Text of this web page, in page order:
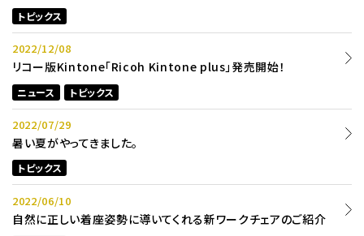
トピックス
2022/12/08
リコー版Kintone「Ricoh Kintone plus」発売開始！
ニュース トピックス
2022/07/29
暑い夏がやってきました。
トピックス
2022/06/10
自然に正しい着座姿勢に導いてくれる新ワークチェアのご紹介